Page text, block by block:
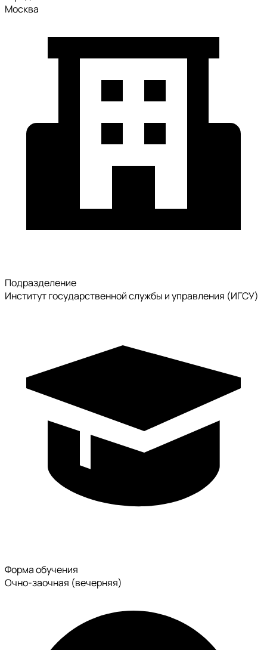
Москва
Подразделение
Институт государственной службы и управления (ИГСУ)
Форма обучения
Очно-заочная (вечерняя)